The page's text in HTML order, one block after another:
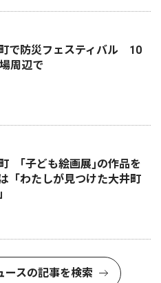
で防災フェスティバル 10
周辺で
｢子ども絵画展｣の作品を
「わたしが見つけた大井町
ースの記事を検索